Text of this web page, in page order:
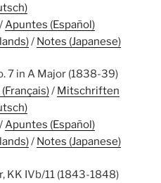
Apuntes (Español)
/ Notes (Japanese)
7 in A Major (1838-39)
/ Mitschriften
Apuntes (Español)
/ Notes (Japanese)
KK IVb/11 (1843-1848)